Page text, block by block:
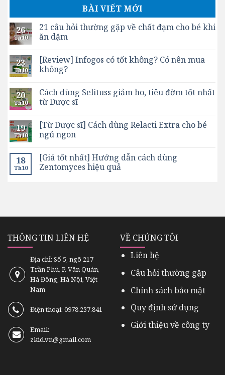
BÀI VIẾT MỚI
26
Th10
21 câu hỏi thường gặp về chất đạm cho bé khi
ăn dặm
23
Th10
[Review] Infogos có tốt không? Có nên mua
không?
20
Th10
Cách dùng Selituss giảm ho, tiêu đờm tốt nhất
từ Dược sĩ
19
Th10
[Từ Dược sĩ] Cách dùng Relacti Extra cho bé
ngủ ngon
18
Th10
[Giá tốt nhất] Hướng dẫn cách dùng
Zentomyces hiệu quả
THÔNG TIN LIÊN HỆ
Địa chỉ: Số 5, ngõ 217
Trần Phú, P. Văn Quán,
Hà Đông, Hà Nội, Việt
Nam
Điện thoại: 0978.237.841
Email:
zkid.vn@gmail.com
VỀ CHÚNG TÔI
Liên hệ
Câu hỏi thường gặp
Chính sách bảo mật
Quy định sử dụng
Giới thiệu về công ty